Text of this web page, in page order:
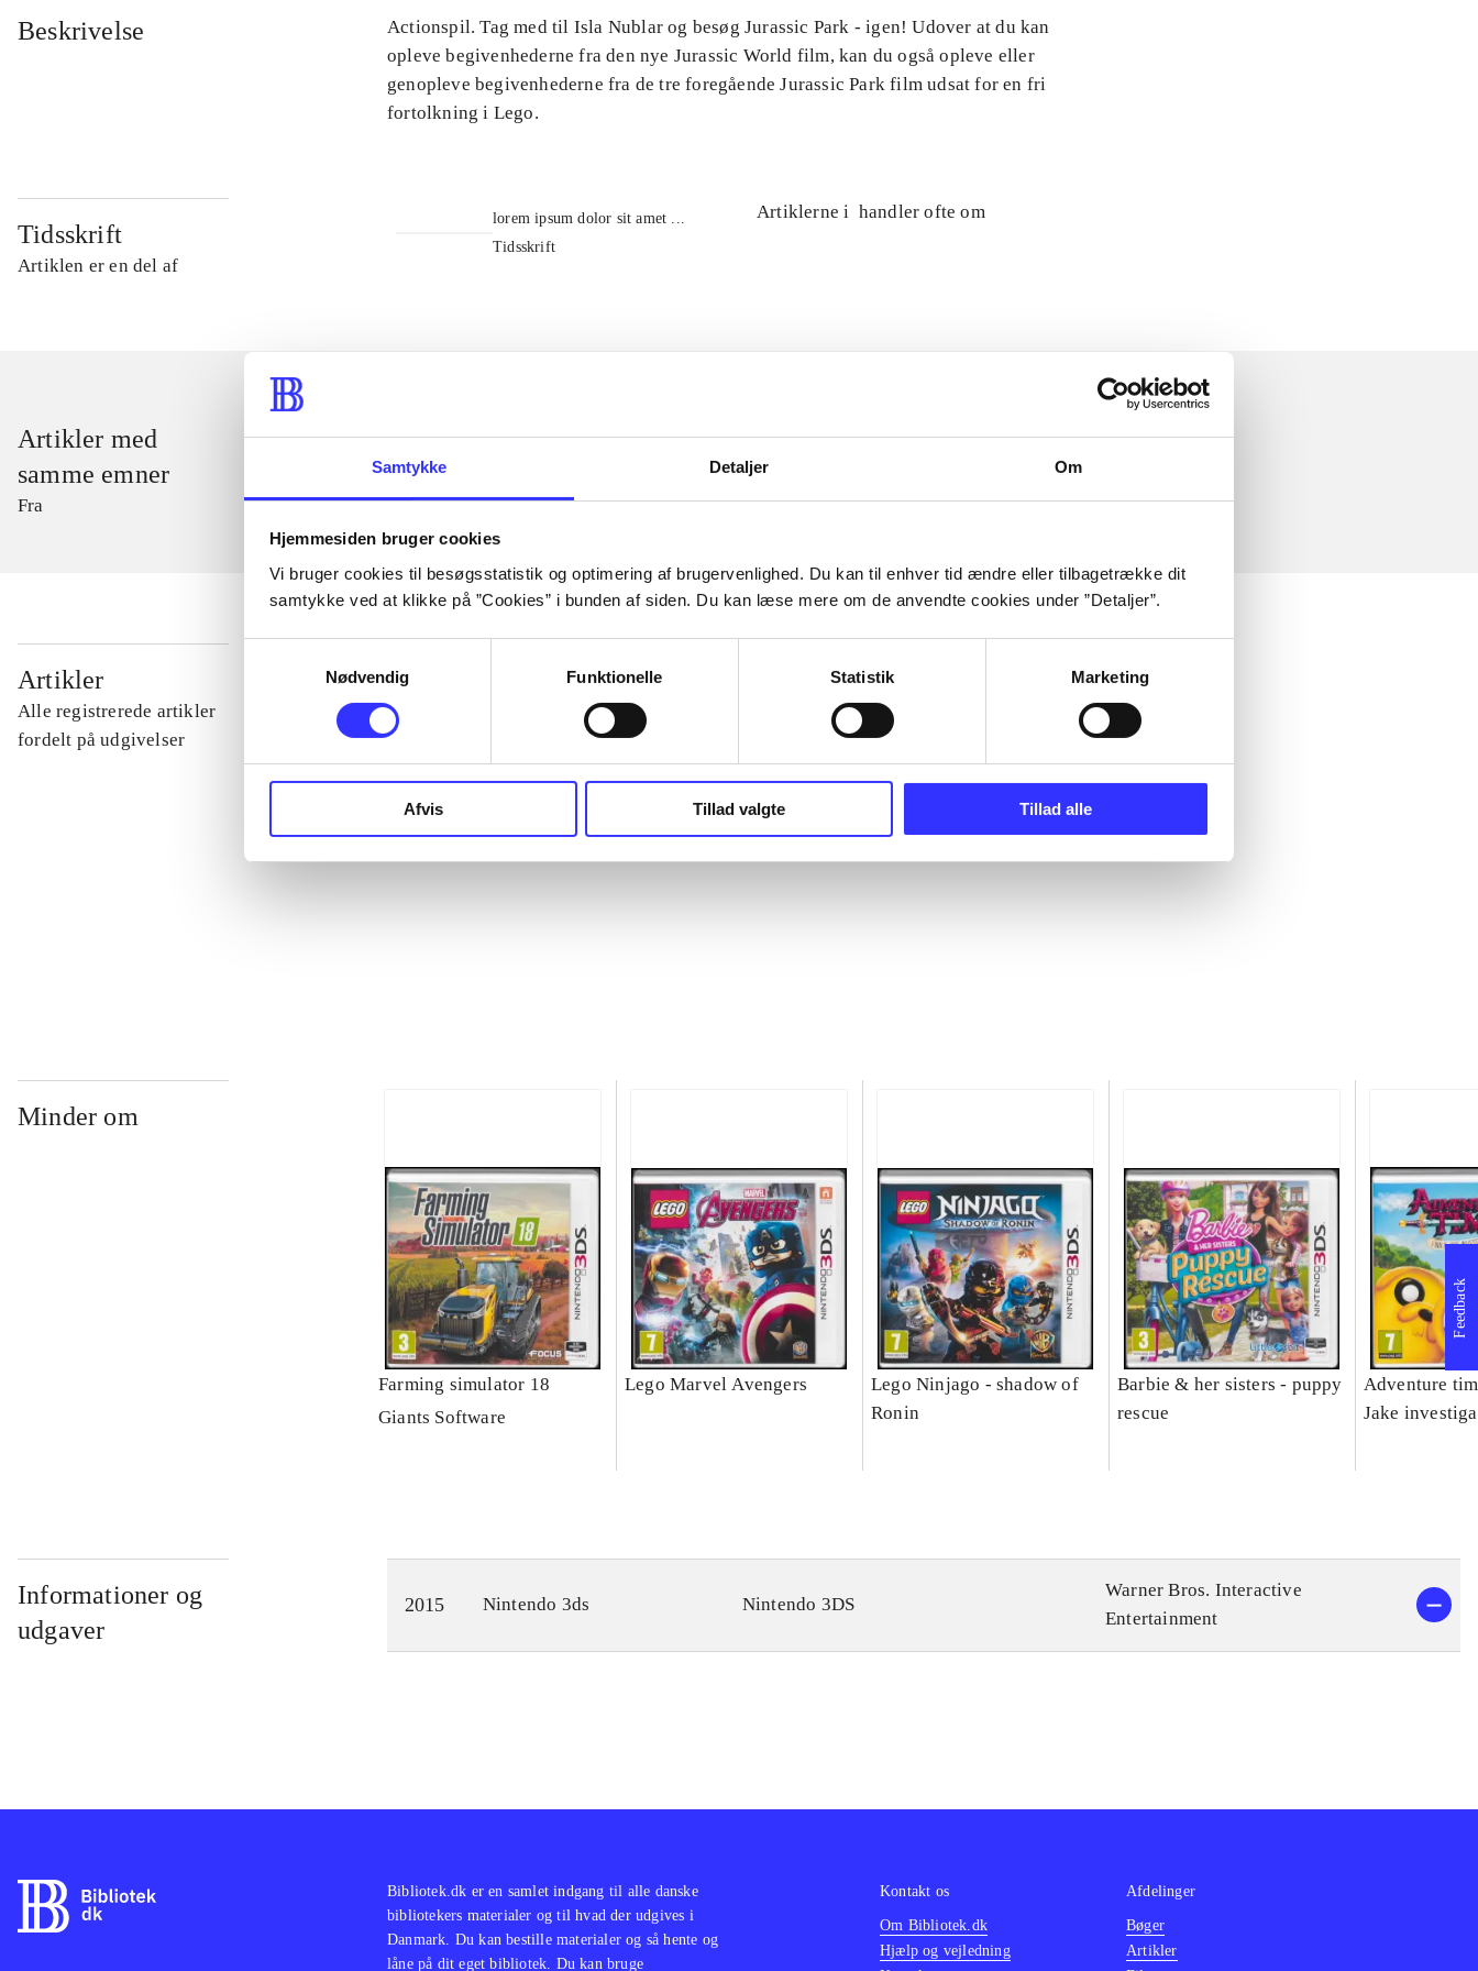
Samtykke Detaljer Om
Hjemmesiden bruger cookies
Vi bruger cookies til besøgsstatistik og optimering af brugervenlighed. Du kan til enhver tid ændre eller tilbagetrække dit
samtykke ved at klikke på ”Cookies” i bunden af siden. Du kan læse mere om de anvendte cookies under ”Detaljer”.
Nødvendig
Funktionelle Statistik Marketing
Afvis Tillad valgte Tillad alle
Beskrivelse
Actionspil. Tag med til Isla Nublar og besøg Jurassic Park - igen! Udover at du kan
opleve begivenhederne fra den nye Jurassic World film, kan du også opleve eller
genopleve begivenhederne fra de tre foregående Jurassic Park film udsat for en fri
fortolkning i Lego.
Tidsskrift
Artiklen er en del af
lorem ipsum dolor sit amet ...
Tidsskrift
Artiklerne i handler ofte om
Artikler med
samme emner
Fra
Artikler
Alle registrerede artikler
fordelt på udgivelser
...
Minder om
Farming simulator 18
Giants Software
Lego Marvel Avengers
Lego Ninjago - shadow of
Ronin
Barbie & her sisters - puppy
rescue
Adventure
Jake
Informationer og
udgaver
2015 Nintendo 3ds Nintendo 3DS
Warner Bros. Interactive
Entertainment
Feedback
Bibliotek.dk er en samlet indgang til alle danske
bibliotekers materialer og til hvad der udgives i
Danmark. Du kan bestille materialer og så hente og
låne på dit eget bibliotek. Du kan bruge
Kontakt os
Om Bibliotek.dk
Hjælp og vejledning
Afdelinger
Bøger
Artikler